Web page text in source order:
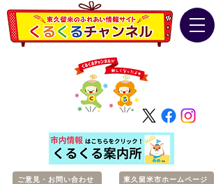
ご意見・お問い合わせ 東久留米市ホームページ